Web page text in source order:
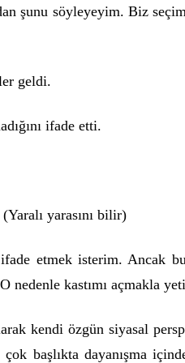
şunu söyleyeyim. Biz
geldi.
ifade etti.
yarasını bilir)
etmek isterim. Ancak
nedenle kastımı açmakla
kendi özgün siyasal
başlıkta dayanışma